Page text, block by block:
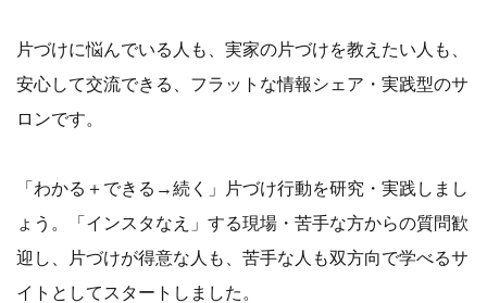
片づけに悩んでいる人も、実家の片づけを教えたい人も、
安心して交流できる、フラットな情報シェア・実践型のサ
ロンです。
「わかる＋できる→続く」片づけ行動を研究・実践しまし
ょう。「インスタなえ」する現場・苦手な方からの質問歓
迎し、片づけが得意な人も、苦手な人も双方向で学べるサ
イトとしてスタートしました。